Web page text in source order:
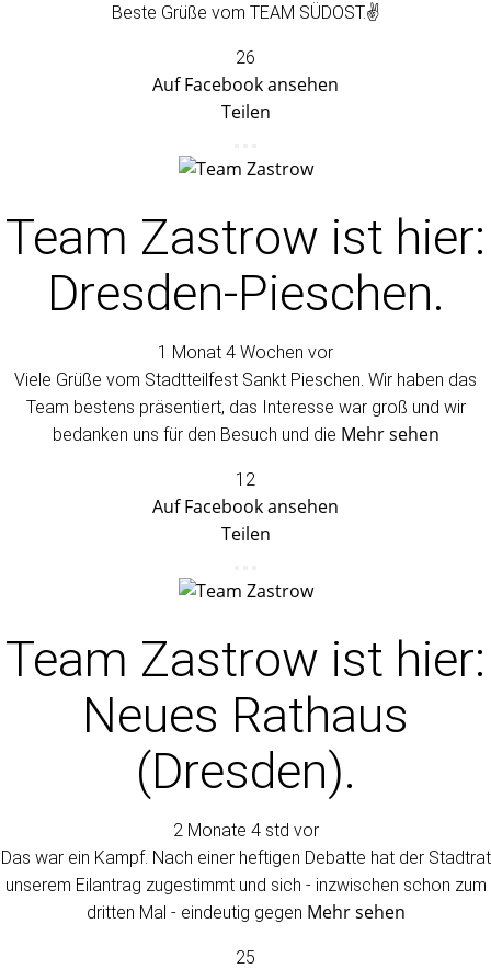
Beste Grüße vom TEAM SÜDOST.✌️
26
Auf Facebook ansehen
Teilen
Team Zastrow ist hier:
Dresden-Pieschen.
1 Monat 4 Wochen vor
Viele Grüße vom Stadtteilfest Sankt Pieschen. Wir haben das
Team bestens präsentiert, das Interesse war groß und wir
bedanken uns für den Besuch und die Mehr sehen
12
Auf Facebook ansehen
Teilen
Team Zastrow ist hier:
Neues Rathaus
(Dresden).
2 Monate 4 std vor
Das war ein Kampf. Nach einer heftigen Debatte hat der Stadtrat
unserem Eilantrag zugestimmt und sich - inzwischen schon zum
dritten Mal - eindeutig gegen Mehr sehen
25